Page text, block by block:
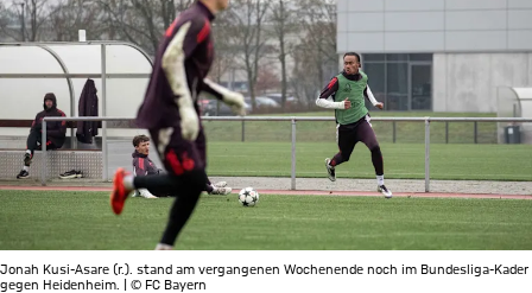
Jonah Kusi-Asare (r.). stand am vergangenen Wochenende noch im Bundesliga-Kader
gegen Heidenheim. | © FC Bayern